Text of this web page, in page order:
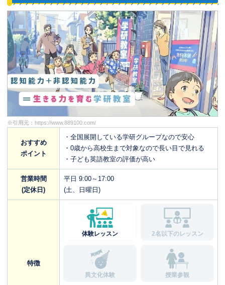
※引用元： https://www.889100.com/
おすすめ
ポイント
・全国展開している学研グループなので安心
・0歳から高校生まで対象なので長い目で見れる
・子ども英語教室の評価が高い
営業時間
(定休日)
平日 9:00～17:00
(土、日曜日)
特徴
体験レッスン 2名以下のレッスン
異文化体験 授業参観